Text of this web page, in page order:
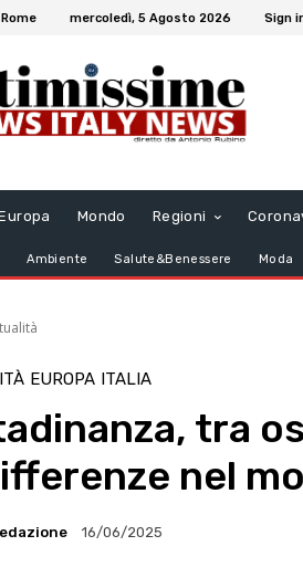
Rome mercoledì, 5 Agosto 2026 Sign
Mondo Regioni
Ambiente Salute&Benessere Moda
EUROPA ITALIA
tra
nel
16/06/2025